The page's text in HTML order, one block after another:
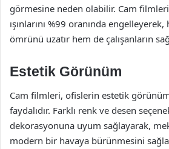
görmesine neden olabilir. Cam
ışınlarını %99 oranında
ömrünü uzatır hem de çalışanların
Estetik Görünüm
Cam filmleri, ofislerin estetik
faydalıdır. Farklı renk ve desen
dekorasyonuna uyum sağlayarak,
modern bir havaya bürünmesini